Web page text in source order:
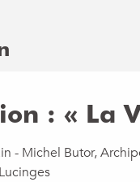
: « La
- Michel Butor,